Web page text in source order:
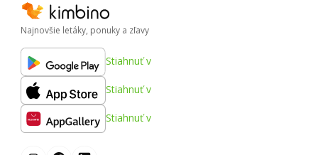
Najnovšie letáky, ponuky a zľavy
Stiahnuť v
Stiahnuť v
Stiahnuť v